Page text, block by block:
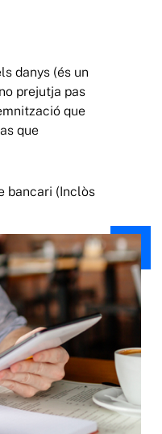
danys (és un
prejutja pas
que
que
bancari (Inclòs